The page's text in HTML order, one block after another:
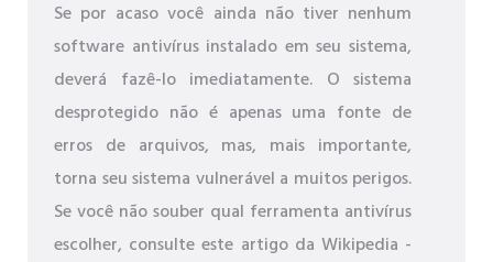
Se por acaso você ainda não tiver nenhum
software antivírus instalado em seu sistema,
deverá fazê-lo imediatamente. O sistema
desprotegido não é apenas uma fonte de
erros de arquivos, mas, mais importante,
torna seu sistema vulnerável a muitos perigos.
Se você não souber qual ferramenta antivírus
escolher, consulte este artigo da Wikipedia -